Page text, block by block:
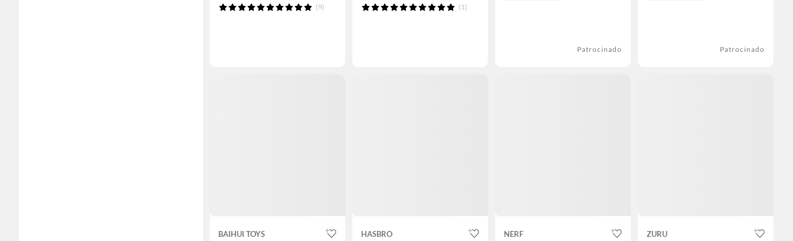
(9) (1)
Patrocinado Patrocinado
BAIHUI TOYS HASBRO NERF ZURU